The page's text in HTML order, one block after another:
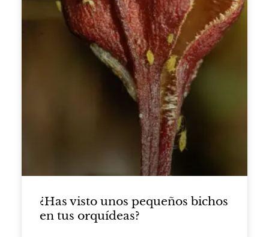
¿Has visto unos pequeños bichos
en tus orquídeas?